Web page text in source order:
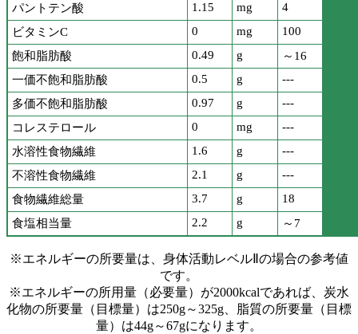
パントテン酸
1.15 mg
4
ビタミンC
0 mg
100
飽和脂肪酸
0.49 g
～16
一価不飽和脂肪酸
0.5 g
---
多価不飽和脂肪酸
0.97 g
---
コレステロール
0 mg
---
水溶性食物繊維
1.6 g
---
不溶性食物繊維
2.1 g
---
食物繊維総量
3.7 g
18
食塩相当量
2.2 g ～7
※エネルギーの所要量は、身体活動レベルⅡの場合の参考値
です。
※エネルギーの所用量（必要量）が2000kcalであれば、炭水
化物の所要量（目標量）は250g～325g、脂質の所要量（目標
量）は44g～67gになります。